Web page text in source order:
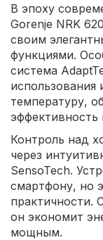
В эпоху
Gorenje NRK
своим
функциями.
система
температуру,
эффективность
Контроль над
через
SensoTech.
смартфону, но
практичности.
он экономит
мощным.